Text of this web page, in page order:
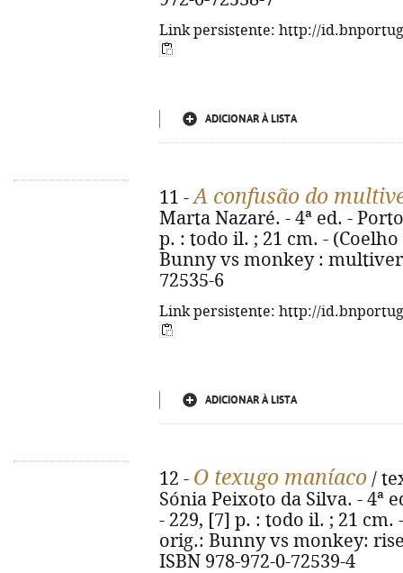
Link persistente: http://
ADICIONAR À LISTA
11 -A confusão do
Marta Nazaré. - 4ª ed. -
p. : todo il. ; 21 cm. -
Bunny vs monkey :
72535-6
Link persistente: http://
ADICIONAR À LISTA
12 - O texugo maníaco /
Sónia Peixoto da Silva. - 4ª
- 229, [7] p. : todo il. ; 21 cm.
orig.: Bunny vs monkey:
ISBN 978-972-0-72539-4